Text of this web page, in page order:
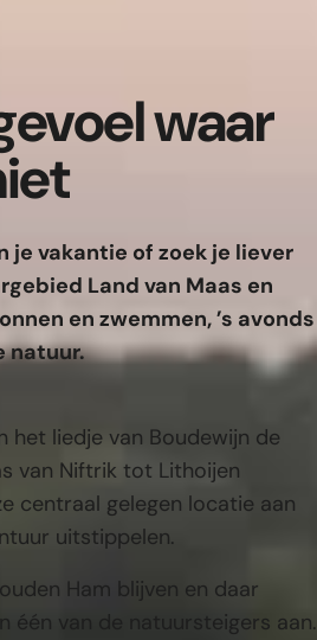
waar
je vakantie of zoek je liever
Land van Maas en
en zwemmen, ’s avonds
natuur.
het liedje van Boudewijn de
van Niftrik tot Lithoijen
centraal gelegen locatie aan
uitstippelen.
Ham blijven en daar
één van de natuursteigers aan.